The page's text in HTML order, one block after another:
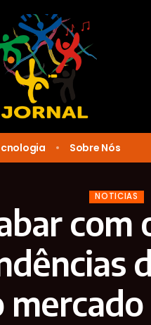
Sobre Nós
NOTICIAS
com